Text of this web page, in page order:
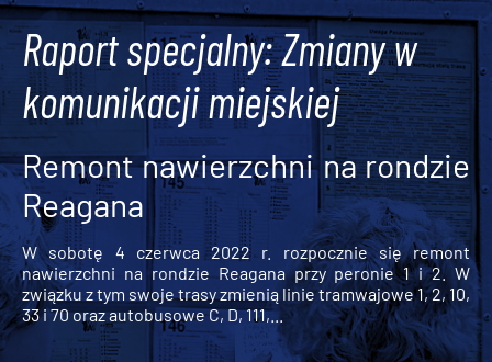
Raport specjalny: Zmiany w
komunikacji miejskiej
Remont nawierzchni na rondzie
Reagana
W sobotę 4 czerwca 2022 r. rozpocznie się remont
nawierzchni na rondzie Reagana przy peronie 1 i 2. W
związku z tym swoje trasy zmienią linie tramwajowe 1, 2, 10,
33 i 70 oraz autobusowe C, D, 111,...